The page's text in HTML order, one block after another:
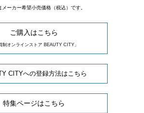
ーカー希望小売価格（税込）です。
ご購入はこちら
制オンラインストア BEAUTY CITY」
CITYへの登録方法はこちら
特集ページはこちら